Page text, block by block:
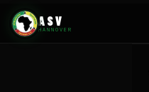
ASV
HANNOVER